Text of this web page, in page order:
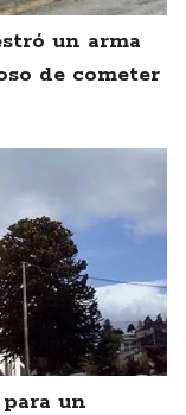
un arma
de cometer
un